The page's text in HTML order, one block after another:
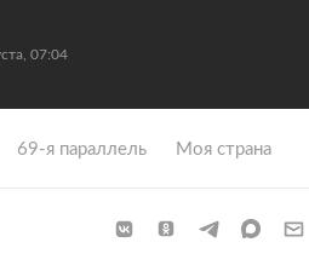
07:04
69-я параллель Моя страна